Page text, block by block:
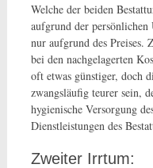
Welche der beiden
aufgrund der persönlichen
nur aufgrund des Preises.
bei den nachgelagerten
oft etwas günstiger, doch
zwangsläufig teurer sein,
hygienische Versorgung
Dienstleistungen des
Zweiter Irrtum: